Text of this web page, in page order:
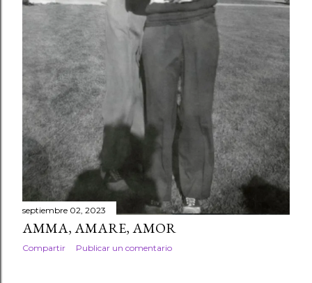
septiembre 02, 2023
AMMA, AMARE, AMOR
Compartir Publicar un comentario